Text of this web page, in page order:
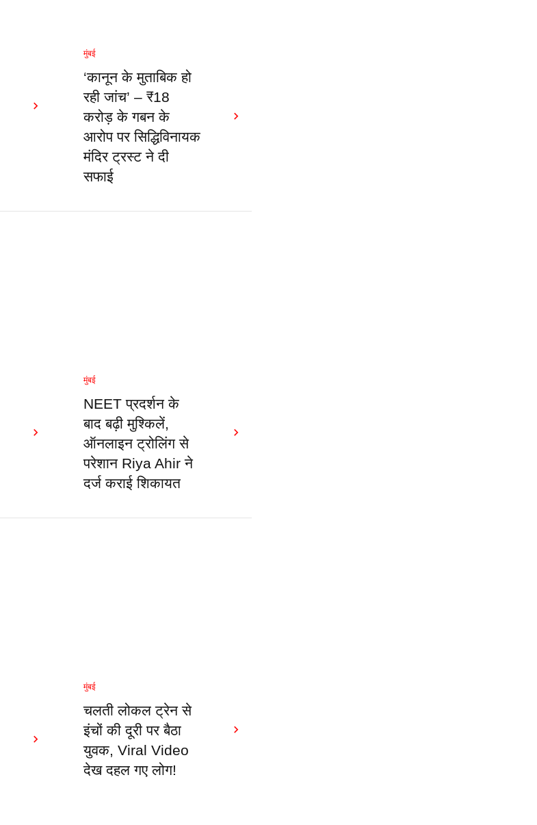
मुंबई
‘कानून के मुताबिक हो
रही जांच’ – ₹18
करोड़ के गबन के
आरोप पर सिद्धिविनायक
मंदिर ट्रस्ट ने दी
सफाई
मुंबई
NEET प्रदर्शन के
बाद बढ़ी मुश्किलें,
ऑनलाइन ट्रोलिंग से
परेशान Riya Ahir ने
दर्ज कराई शिकायत
मुंबई
चलती लोकल ट्रेन से
इंचों की दूरी पर बैठा
युवक, Viral Video
देख दहल गए लोग!